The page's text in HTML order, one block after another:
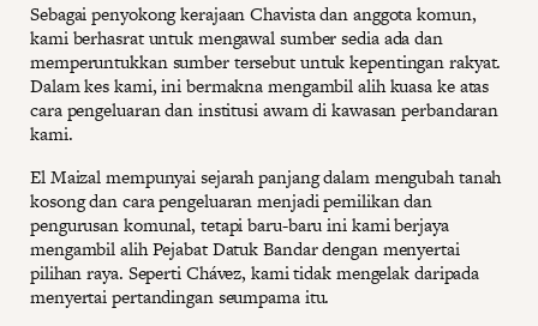
Sebagai penyokong kerajaan Chavista dan anggota komun,
kami berhasrat untuk mengawal sumber sedia ada dan
memperuntukkan sumber tersebut untuk kepentingan rakyat.
Dalam kes kami, ini bermakna mengambil alih kuasa ke atas
cara pengeluaran dan institusi awam di kawasan perbandaran
kami.
El Maizal mempunyai sejarah panjang dalam mengubah tanah
kosong dan cara pengeluaran menjadi pemilikan dan
pengurusan komunal, tetapi baru-baru ini kami berjaya
mengambil alih Pejabat Datuk Bandar dengan menyertai
pilihan raya. Seperti Chávez, kami tidak mengelak daripada
menyertai pertandingan seumpama itu.